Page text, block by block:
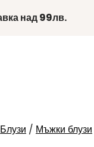
над 99лв.
Блузи / Мъжки блузи